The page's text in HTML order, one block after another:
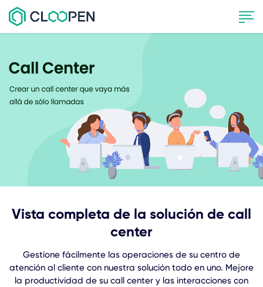
Vista completa de la solución de call
center
Gestione fácilmente las operaciones de su centro de
atención al cliente con nuestra solución todo en uno. Mejore
la productividad de su call center y las interacciones con